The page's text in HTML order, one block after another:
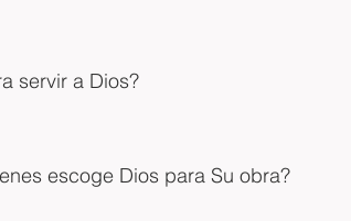
servir a Dios?
escoge Dios para Su obra?